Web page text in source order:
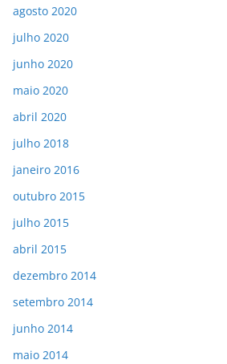
agosto 2020
julho 2020
junho 2020
maio 2020
abril 2020
julho 2018
janeiro 2016
outubro 2015
julho 2015
abril 2015
dezembro 2014
setembro 2014
junho 2014
maio 2014